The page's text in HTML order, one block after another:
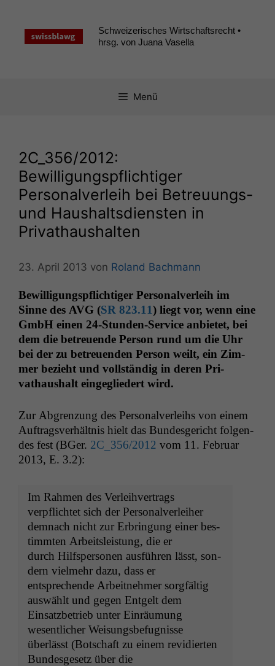
springen
Schweizerisches Wirtschaftsrecht •
hrsg. von Juana Vasella
Menü
2C_356/2012:
Bewilligungspflichtiger
Personalverleih bei Betreuungs-
und Haushaltsdiensten in
Privathaushalten
23. April 2013 von Roland Bachmann
Bewil­li­gungspflichtiger Per­son­alver­leih im
Sinne des AVG (SR 823.11) liegt vor, wenn eine
GmbH einen 24-Stun­den-Ser­vice anbi­etet, bei
dem die betreuende Per­son rund um die Uhr
bei der zu betreuen­den Per­son weilt, ein Zim­
mer bezieht und voll­ständig in deren Pri­
vathaushalt eingegliedert wird.
Zur Abgren­zung des Per­son­alver­leihs von einem
Auf­tragsver­hält­nis hielt das Bun­des­gericht fol­gen­
des fest (BGer. 2C_356/2012 vom 11. Feb­ru­ar
2013, E. 3.2):
Im Rah­men des Ver­lei­hver­trags
verpflichtet sich der Personalverleiher
dem­nach nicht zur Erbringung ein­er bes­
timmten Arbeit­sleis­tung, die er
durch Hil­f­sper­so­n­en aus­führen lässt, son­
dern vielmehr dazu, dass er
entsprechende Arbeit­nehmer sorgfältig
auswählt und gegen Ent­gelt dem
Ein­satz­be­trieb unter Ein­räu­mung
wesentlich­er Weisungsbefugnisse
über­lässt (Botschaft zu einem rev­i­dierten
Bun­des­ge­setz über die